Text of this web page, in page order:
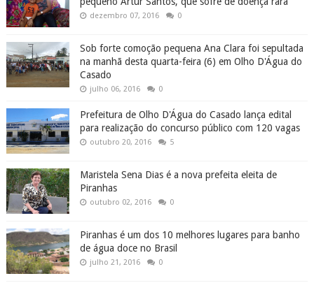
dezembro 07, 2016 0
Sob forte comoção pequena Ana Clara foi sepultada
na manhã desta quarta-feira (6) em Olho D'Água do
Casado
julho 06, 2016 0
Prefeitura de Olho D'Água do Casado lança edital
para realização do concurso público com 120 vagas
outubro 20, 2016 5
Maristela Sena Dias é a nova prefeita eleita de
Piranhas
outubro 02, 2016 0
Piranhas é um dos 10 melhores lugares para banho
de água doce no Brasil
julho 21, 2016 0